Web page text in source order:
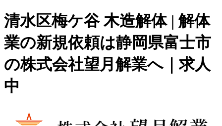
清水区梅ケ谷 木造解体 | 解体
業の新規依頼は静岡県富士市
の株式会社望月解業へ｜求人
中